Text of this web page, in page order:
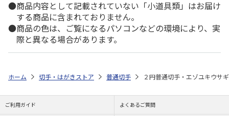
商品内容として記載されていない「小道具類」はお届け
する商品に含まれておりません。
商品の色は、ご覧になるパソコンなどの環境により、実
際と異なる場合があります。
ホーム 切手・はがきストア 普通切手 ２円普通切手・エゾユキウサギ
ご利用ガイド よくあるご質問